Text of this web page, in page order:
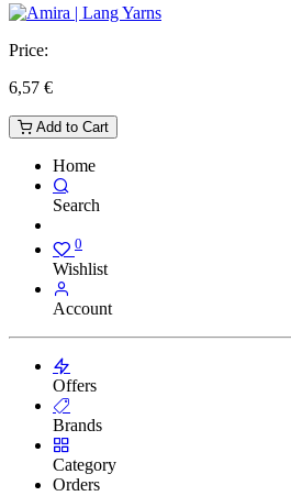
Price:
6,57 €
Add to Cart
Home
Search
0
Wishlist
Account
Offers
Brands
Category
Orders